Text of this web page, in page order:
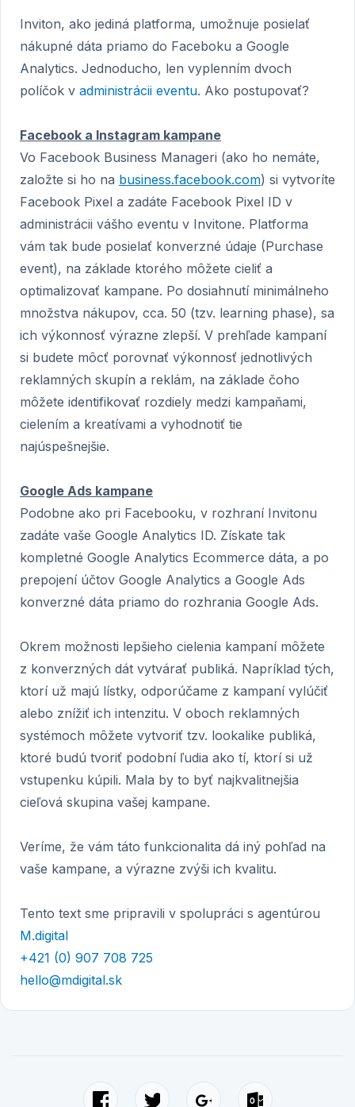
Inviton, ako jediná platforma, umožnuje posielať
nákupné dáta priamo do Faceboku a Google
Analytics. Jednoducho, len vyplenním dvoch
políčok v administrácii eventu. Ako postupovať?
Facebook a Instagram kampane
Vo Facebook Business Manageri (ako ho nemáte,
založte si ho na business.facebook.com) si vytvoríte
Facebook Pixel a zadáte Facebook Pixel ID v
administrácii vášho eventu v Invitone. Platforma
vám tak bude posielať konverzné údaje (Purchase
event), na základe ktorého môžete cieliť a
optimalizovať kampane. Po dosiahnutí minimálneho
množstva nákupov, cca. 50 (tzv. learning phase), sa
ich výkonnosť výrazne zlepší. V prehľade kampaní
si budete môcť porovnať výkonnosť jednotlivých
reklamných skupín a reklám, na základe čoho
môžete identifikovať rozdiely medzi kampaňami,
cielením a kreatívami a vyhodnotiť tie
najúspešnejšie.
Google Ads kampane
Podobne ako pri Facebooku, v rozhraní Invitonu
zadáte vaše Google Analytics ID. Získate tak
kompletné Google Analytics Ecommerce dáta, a po
prepojení účtov Google Analytics a Google Ads
konverzné dáta priamo do rozhrania Google Ads.
Okrem možnosti lepšieho cielenia kampaní môžete
z konverzných dát vytvárať publiká. Napríklad tých,
ktorí už majú lístky, odporúčame z kampaní vylúčiť
alebo znížiť ich intenzitu. V oboch reklamných
systémoch môžete vytvoriť tzv. lookalike publiká,
ktoré budú tvoriť podobní ľudia ako tí, ktorí si už
vstupenku kúpili. Mala by to byť najkvalitnejšia
cieľová skupina vašej kampane.
Veríme, že vám táto funkcionalita dá iný pohľad na
vaše kampane, a výrazne zvýši ich kvalitu.
Tento text sme pripravili v spolupráci s agentúrou
M.digital
+421 (0) 907 708 725
hello@mdigital.sk